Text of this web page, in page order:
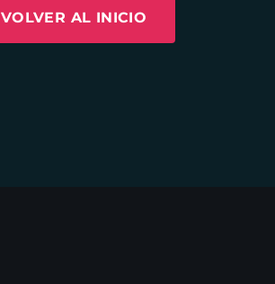
VOLVER AL INICIO